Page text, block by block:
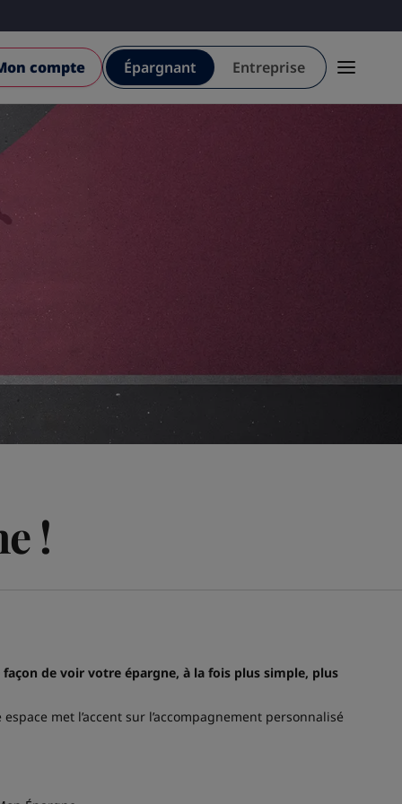
compte Épargnant Entreprise
!
de voir votre épargne, à la fois plus simple, plus
met l’accent sur l’accompagnement personnalisé